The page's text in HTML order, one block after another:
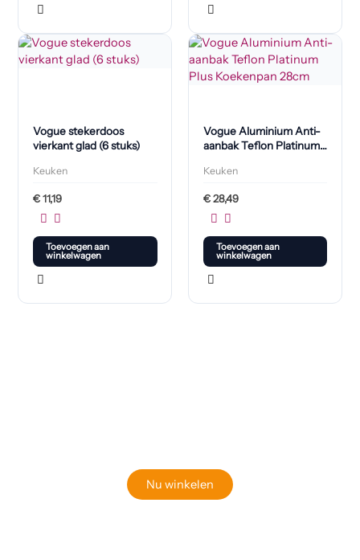
Vogue stekerdoos
vierkant glad (6 stuks)
Keuken
€11,19
Toevoegen aan
winkelwagen
Vogue Aluminium Anti-
aanbak Teflon Platinum
Keuken
€28,49
Toevoegen aan
winkelwagen
Nu winkelen